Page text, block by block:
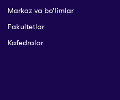
Markaz va bo’limlar
Fakultetlar
Kafedralar